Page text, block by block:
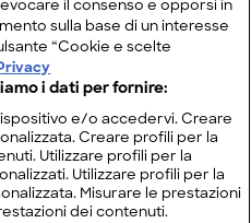
il consenso e opporsi in
sulla base di un interesse
“Cookie e scelte
i dati per fornire:
e/o accedervi. Creare
Creare profili per la
Utilizzare profili per la
Utilizzare profili per la
Misurare le prestazioni
dei contenuti.